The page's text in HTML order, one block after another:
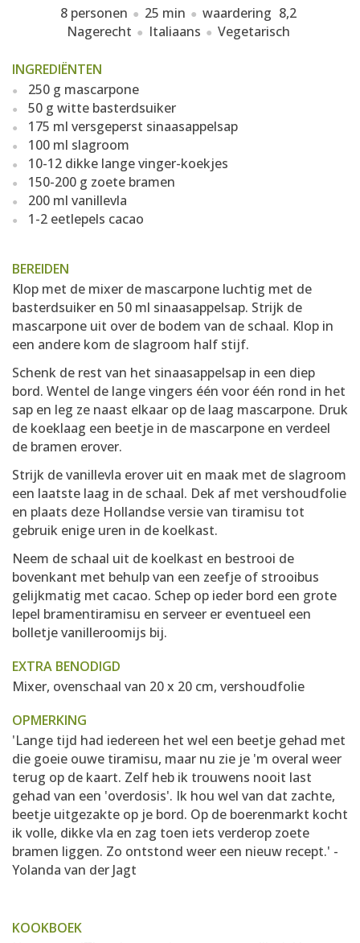
8 personen 25 min waardering 8,2
Nagerecht
Italiaans Vegetarisch
INGREDIËNTEN
250 g mascarpone
50 g witte basterdsuiker
175 ml versgeperst sinaasappelsap
100 ml slagroom
10-12 dikke lange vinger-koekjes
150-200 g zoete bramen
200 ml vanillevla
1-2 eetlepels cacao
BEREIDEN
Klop met de mixer de mascarpone luchtig met de
basterdsuiker en 50 ml sinaasappelsap. Strijk de
mascarpone uit over de bodem van de schaal. Klop in
een andere kom de slagroom half stijf.
Schenk de rest van het sinaasappelsap in een diep
bord. Wentel de lange vingers één voor één rond in het
sap en leg ze naast elkaar op de laag mascarpone. Druk
de koeklaag een beetje in de mascarpone en verdeel
de bramen erover.
Strijk de vanillevla erover uit en maak met de slagroom
een laatste laag in de schaal. Dek af met vershoudfolie
en plaats deze Hollandse versie van tiramisu tot
gebruik enige uren in de koelkast.
Neem de schaal uit de koelkast en bestrooi de
bovenkant met behulp van een zeefje of strooibus
gelijkmatig met cacao. Schep op ieder bord een grote
lepel bramentiramisu en serveer er eventueel een
bolletje vanilleroomijs bij.
EXTRA BENODIGD
Mixer, ovenschaal van 20 x 20 cm, vershoudfolie
OPMERKING
'Lange tijd had iedereen het wel een beetje gehad met
die goeie ouwe tiramisu, maar nu zie je 'm overal weer
terug op de kaart. Zelf heb ik trouwens nooit last
gehad van een 'overdosis'. Ik hou wel van dat zachte,
beetje uitgezakte op je bord. Op de boerenmarkt kocht
ik volle, dikke vla en zag toen iets verderop zoete
bramen liggen. Zo ontstond weer een nieuw recept.' -
Yolanda van der Jagt
KOOKBOEK